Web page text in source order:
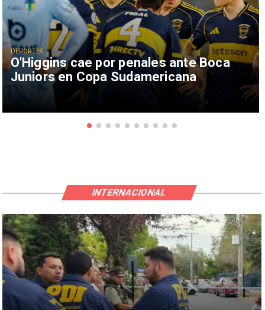
O'Higgins cae por penales ante Boca
Juniors en Copa Sudamericana
DEPORTES
INTERNACIONAL